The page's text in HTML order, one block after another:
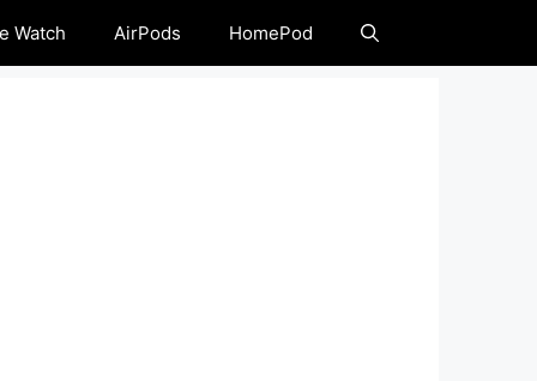
Watch AirPods HomePod